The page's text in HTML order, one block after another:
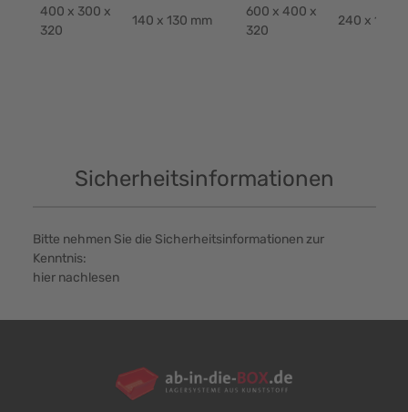
400 x 300 x
320
140 x 130 mm
600 x 400 x
320
240 x 130
Sicherheitsinformationen
Bitte nehmen Sie die Sicherheitsinformationen zur
Kenntnis:
hier nachlesen